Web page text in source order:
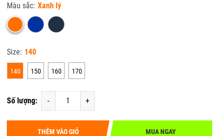
Màu sắc: Xanh lý
Size: 140
140 150 160 170
Số lượng: - +
THÊM VÀO GIỎ MUA NGAY